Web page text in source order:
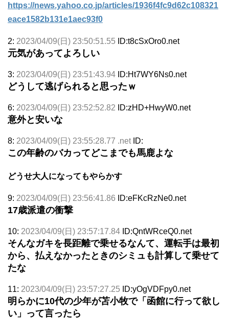
https://news.yahoo.co.jp/articles/1936f4fc9d62c108321
eace1582b131e1aec93f0
2: 2023/04/09(日) 23:50:51.55 ID:t8cSxOro0.net
元気があってよろしい
3: 2023/04/09(日) 23:51:43.94 ID:Ht7WY6Ns0.net
どうして逃げられると思ったｗ
6: 2023/04/09(日) 23:52:52.82 ID:zHD+HwyW0.net
意外と安いな
8: 2023/04/09(日) 23:55:28.77 .net ID:
この年齢のバカってどこまでも馬鹿よな
どうせ大人になってもやらかす
9: 2023/04/09(日) 23:56:41.86 ID:eFKcRzNe0.net
17歳派遣の衝撃
10: 2023/04/09(日) 23:57:17.84 ID:QntWRceQ0.net
そんなガキを長距離で乗せるなんて、運転手は最初
から、払えなかったときのシミュも計算して乗せて
たな
11: 2023/04/09(日) 23:57:27.25 ID:yOgVDFpy0.net
明らかに10代の少年が苫小牧で「函館に行って欲し
い」って言ったら